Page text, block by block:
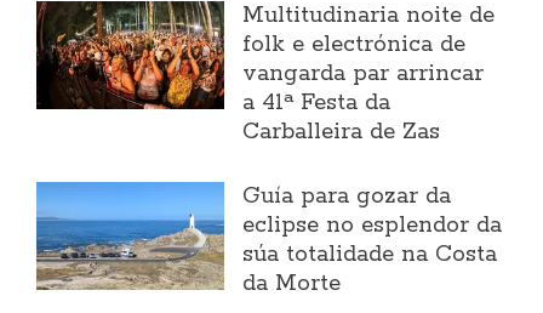
Multitudinaria noite de
folk e electrónica de
vangarda par arrincar
a 41ª Festa da
Carballeira de Zas
Guía para gozar da
eclipse no esplendor da
súa totalidade na Costa
da Morte